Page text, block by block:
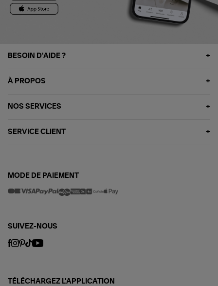
BESOIN D'AIDE ?
À PROPOS
NOS SERVICES
SERVICE CLIENT
MODE DE PAIEMENT
SUIVEZ-NOUS
TÉLÉCHARGEZ L'APPLICATION